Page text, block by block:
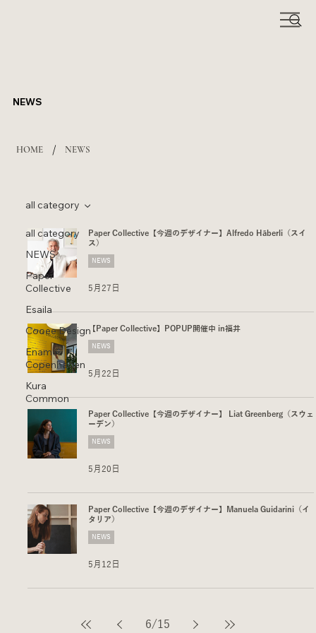
NEWS
HOME / NEWS
all category
NEWS
Paper
Collective
Esaila
Cooee Design
Enamel
Copenhagen
Kura
Common
all category
Paper Collective【今週のデザイナー】Alfredo Häberli（スイ
ス）
NEWS
5月27日
【Paper Collective】POPUP開催中 in福井
NEWS
5月22日
Paper Collective【今週のデザイナー】 Liat Greenberg（スウェ
ーデン）
NEWS
5月20日
Paper Collective【今週のデザイナー】Manuela Guidarini（イ
タリア）
NEWS
5月12日
6/15